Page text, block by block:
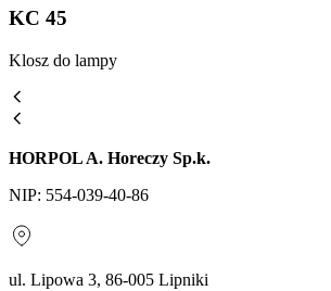
KC 45
Klosz do lampy
HORPOL A. Horeczy Sp.k.
NIP: 554-039-40-86
ul. Lipowa 3, 86-005 Lipniki